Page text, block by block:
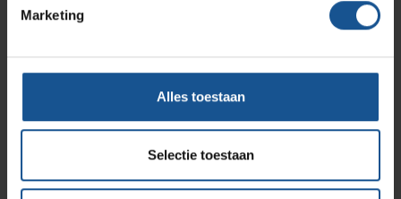
Marketing
Alles toestaan
Selectie toestaan
Inhoud
Merk
Onderdeel van